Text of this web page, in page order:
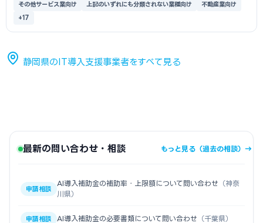
その他サービス業向け 上記のいずれにも分類されない業種向け
不動産業向け
+17
静岡県のIT導入支援事業者をすべて見る
最新の問い合わせ・相談 もっと見る（過去の相談）→
申請相談
AI導入補助金の補助率・上限額について問い合わせ （神奈
川県）
申請相談 AI導入補助金の必要書類について問い合わせ （千葉県）